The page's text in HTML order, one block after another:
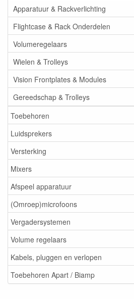
Apparatuur & Rackverlichting
Flightcase & Rack Onderdelen
Volumeregelaars
Wielen & Trolleys
Vision Frontplates & Modules
Gereedschap & Trolleys
Toebehoren
Luidsprekers
Versterking
Mixers
Afspeel apparatuur
(Omroep)microfoons
Vergadersystemen
Volume regelaars
Kabels, pluggen en verlopen
Toebehoren Apart / Biamp